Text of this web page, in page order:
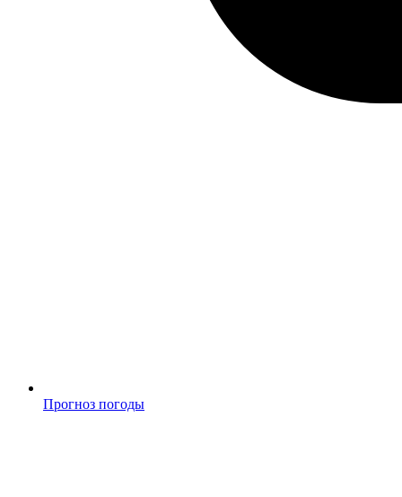
Прогноз погоды